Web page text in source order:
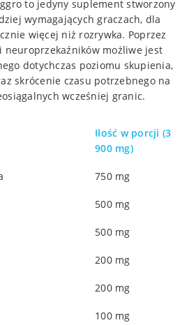
to jedyny suplement stworzony
wymagających graczach, dla
więcej niż rozrywka. Poprzez
neuroprzekaźników możliwe jest
dotychczas poziomu skupienia,
skrócenie czasu potrzebnego na
wcześniej granic.
Ilość w porcji (3
900 mg)
750 mg
500 mg
500 mg
200 mg
200 mg
100 mg